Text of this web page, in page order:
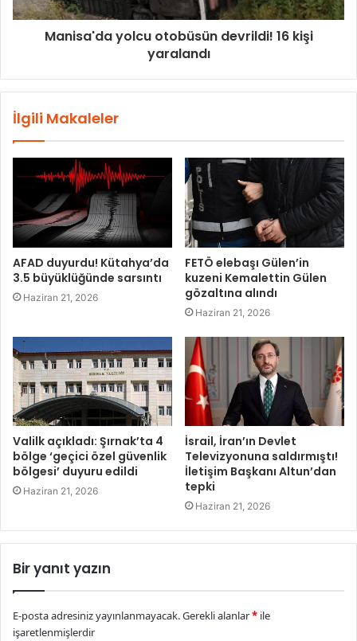
Manisa'da yolcu otobüsün devrildi! 16 kişi
yaralandı
İlgili Makaleler
AFAD duyurdu! Kütahya’da
3.5 büyüklüğünde sarsıntı
Haziran 21, 2026
FETÖ elebaşı Gülen’in
kuzeni Kemalettin Gülen
gözaltına alındı
Haziran 21, 2026
Valilk açıkladı: Şırnak’ta 4
bölge ‘geçici özel güvenlik
bölgesi’ duyuru edildi
Haziran 21, 2026
İsrail, İran’ın Devlet
Televizyonuna saldırmıştı!
İletişim Başkanı Altun’dan
tepki
Haziran 21, 2026
Bir yanıt yazın
E-posta adresiniz yayınlanmayacak.Gerekli alanlar* ile
işaretlenmişlerdir